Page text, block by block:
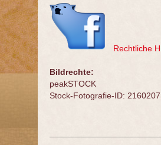
Rechtliche
Bildrechte:
peakSTOCK
Stock-Fotografie-ID: